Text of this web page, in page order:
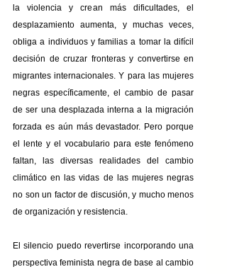
la violencia y crean más dificultades, el
desplazamiento aumenta, y muchas veces,
obliga a individuos y familias a tomar la difícil
decisión de cruzar fronteras y convertirse en
migrantes internacionales. Y para las mujeres
negras específicamente, el cambio de pasar
de ser una desplazada interna a la migración
forzada es aún más devastador. Pero porque
el lente y el vocabulario para este fenómeno
faltan, las diversas realidades del cambio
climático en las vidas de las mujeres negras
no son un factor de discusión, y mucho menos
de organización y resistencia.
El silencio puedo revertirse incorporando una
perspectiva feminista negra de base al cambio